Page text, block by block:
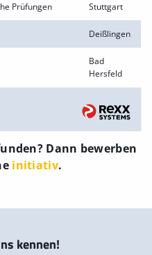
Prüfungen Stuttgart
Deißlingen
Bad
Hersfeld
Dann bewerben
initiativ.
kennen!